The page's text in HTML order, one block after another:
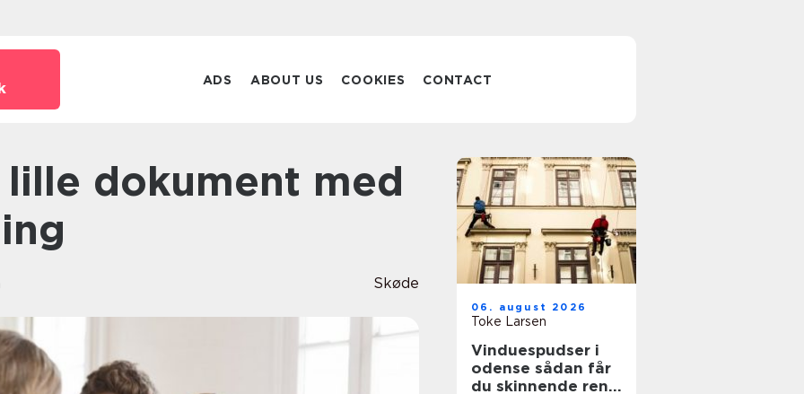
ADS ABOUT US COOKIES CONTACT
Skøde
06. august 2026
Toke Larsen
Vinduespudser i
odense sådan får
du skinnende rene